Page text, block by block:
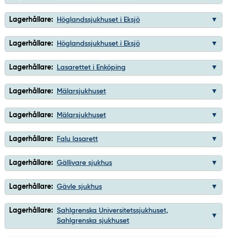
Lagerhållare: Höglandssjukhuset i Eksjö
Lagerhållare: Höglandssjukhuset i Eksjö
Lagerhållare: Lasarettet i Enköping
Lagerhållare: Mälarsjukhuset
Lagerhållare: Mälarsjukhuset
Lagerhållare: Falu lasarett
Lagerhållare: Gällivare sjukhus
Lagerhållare: Gävle sjukhus
Lagerhållare: Sahlgrenska Universitetssjukhuset,
Sahlgrenska sjukhuset